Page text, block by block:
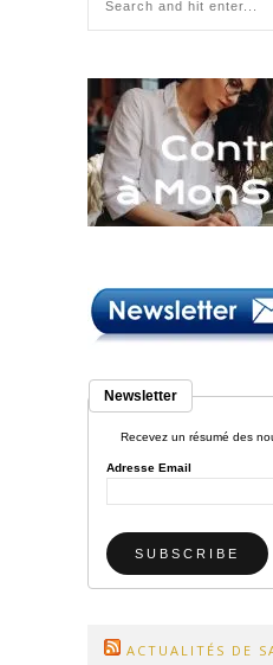
Newsletter
Recevez un résumé des
Adresse Email
ACTUALITÉS DE